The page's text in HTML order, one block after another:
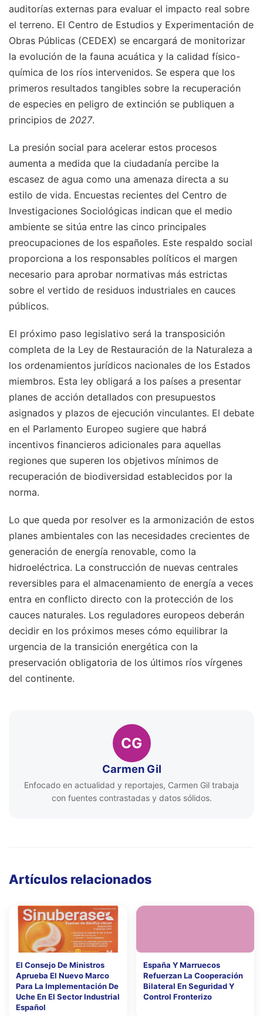
auditorías externas para evaluar el impacto real sobre
el terreno. El Centro de Estudios y Experimentación de
Obras Públicas (CEDEX) se encargará de monitorizar
la evolución de la fauna acuática y la calidad físico-
química de los ríos intervenidos. Se espera que los
primeros resultados tangibles sobre la recuperación
de especies en peligro de extinción se publiquen a
principios de 2027.
La presión social para acelerar estos procesos
aumenta a medida que la ciudadanía percibe la
escasez de agua como una amenaza directa a su
estilo de vida. Encuestas recientes del Centro de
Investigaciones Sociológicas indican que el medio
ambiente se sitúa entre las cinco principales
preocupaciones de los españoles. Este respaldo social
proporciona a los responsables políticos el margen
necesario para aprobar normativas más estrictas
sobre el vertido de residuos industriales en cauces
públicos.
El próximo paso legislativo será la transposición
completa de la Ley de Restauración de la Naturaleza a
los ordenamientos jurídicos nacionales de los Estados
miembros. Esta ley obligará a los países a presentar
planes de acción detallados con presupuestos
asignados y plazos de ejecución vinculantes. El debate
en el Parlamento Europeo sugiere que habrá
incentivos financieros adicionales para aquellas
regiones que superen los objetivos mínimos de
recuperación de biodiversidad establecidos por la
norma.
Lo que queda por resolver es la armonización de estos
planes ambientales con las necesidades crecientes de
generación de energía renovable, como la
hidroeléctrica. La construcción de nuevas centrales
reversibles para el almacenamiento de energía a veces
entra en conflicto directo con la protección de los
cauces naturales. Los reguladores europeos deberán
decidir en los próximos meses cómo equilibrar la
urgencia de la transición energética con la
preservación obligatoria de los últimos ríos vírgenes
del continente.
CG
Carmen Gil
Enfocado en actualidad y reportajes, Carmen Gil trabaja
con fuentes contrastadas y datos sólidos.
Artículos relacionados
El Consejo De Ministros
Aprueba El Nuevo Marco
Para La Implementación De
Uche En El Sector Industrial
Español
España Y Marruecos
Refuerzan La Cooperación
Bilateral En Seguridad Y
Control Fronterizo